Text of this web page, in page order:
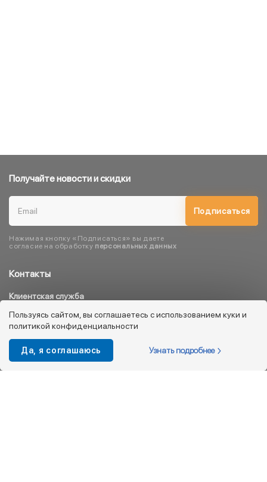
Контакты
Клиентская служба
8 800 333 08 45
info@kotofey.ru
Магазины в Москва (50)
Получайте новости и скидки
Подписаться
Нажимая кнопку «Подписаться» вы даете
согласие на обработку персональных данных
Пользуясь сайтом, вы соглашаетесь с использованием куки и
политикой конфиденциальности
Да, я соглашаюсь Узнать подробнее